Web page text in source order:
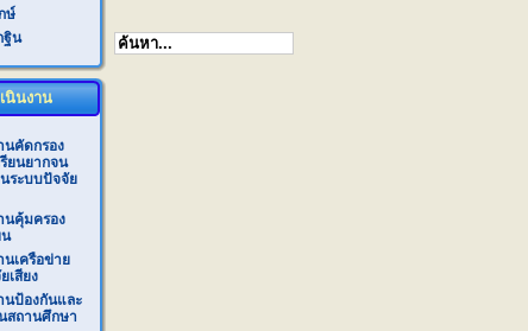
ษ์
ฐิน
นินงาน
นคัดกรอง
ยนยากจน
ระบบปัจจัย
นคุ้มครอง
น
นเครือข่าย
เสียง
นป้องกันและ
สถานศึกษา